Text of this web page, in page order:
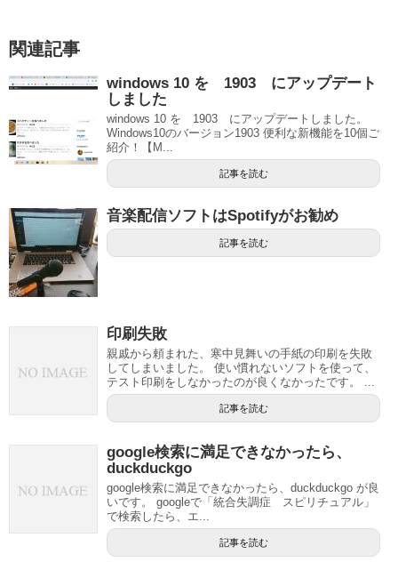
関連記事
windows 10 を 1903 にアップデート
しました
windows 10 を 1903 にアップデートしました。
Windows10のバージョン1903 便利な新機能を10個ご
紹介！【M...
記事を読む
音楽配信ソフトはSpotifyがお勧め
記事を読む
印刷失敗
親戚から頼まれた、寒中見舞いの手紙の印刷を失敗
してしまいました。 使い慣れないソフトを使って、
テスト印刷をしなかったのが良くなかったです。 ...
記事を読む
google検索に満足できなかったら、
duckduckgo
google検索に満足できなかったら、duckduckgo が良
いです。 googleで「統合失調症 スピリチュアル」
で検索したら、エ...
記事を読む